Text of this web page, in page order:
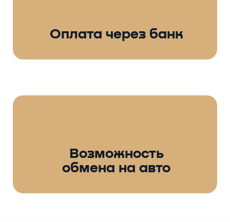
Оплата через банк
Возможность
обмена на авто